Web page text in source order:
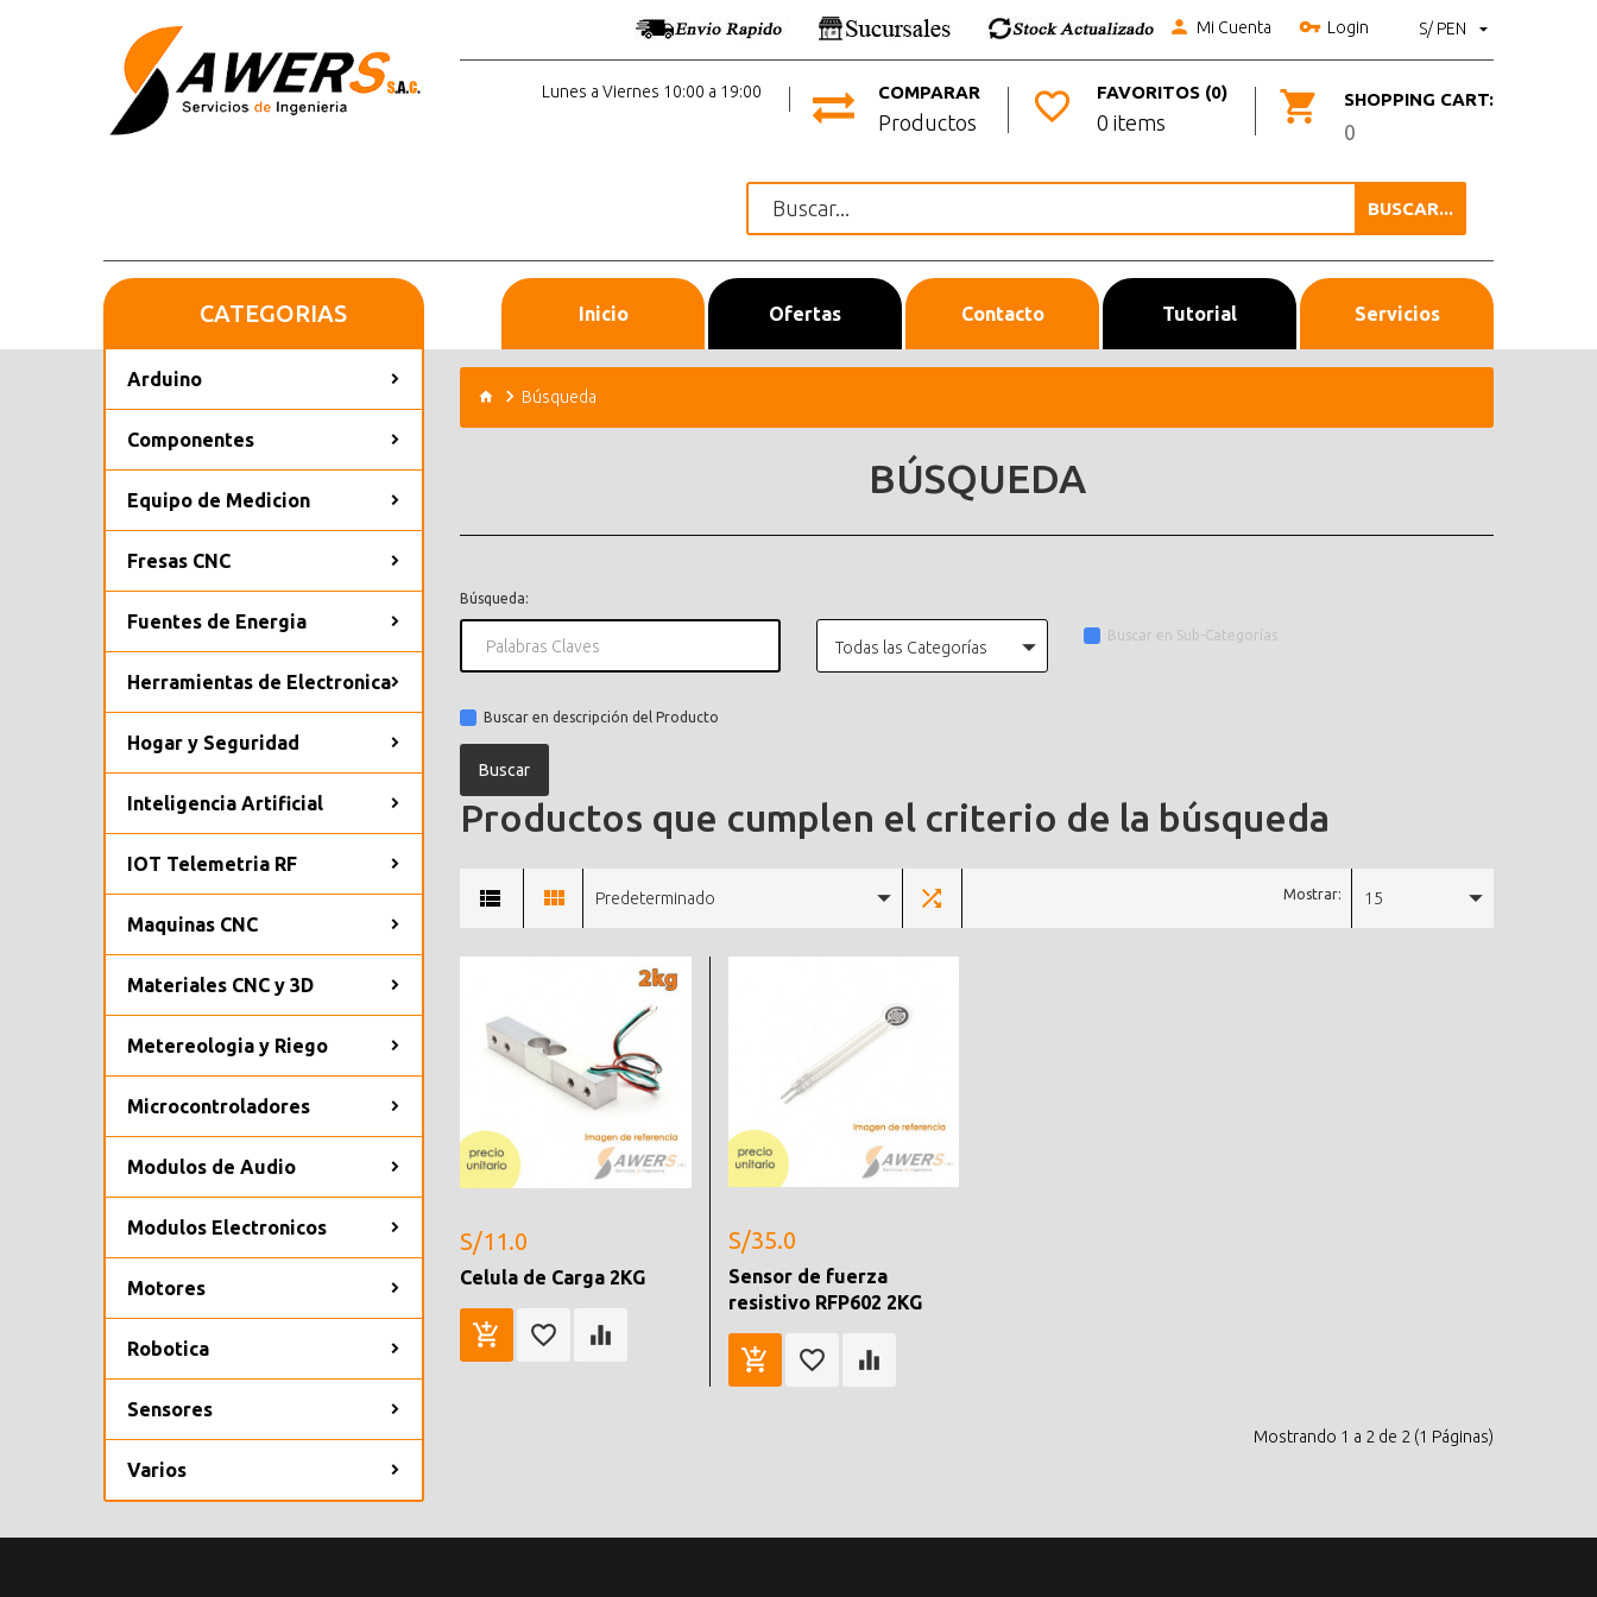
S/ PEN
Mi Cuenta Login
SHOPPING CART:
0
FAVORITOS (0)
0 items
COMPARAR
Productos
Lunes a Viernes 10:00 a 19:00
BUSCAR...
Inicio Ofertas Contacto Tutorial Servicios
CATEGORIAS
Arduino
Componentes
Equipo de Medicion
Fresas CNC
Fuentes de Energia
Herramientas de Electronica
Hogar y Seguridad
Inteligencia Artificial
IOT Telemetria RF
Maquinas CNC
Materiales CNC y 3D
Metereologia y Riego
Microcontroladores
Modulos de Audio
Modulos Electronicos
Motores
Robotica
Sensores
Varios
Búsqueda
BÚSQUEDA
Búsqueda:
Todas las Categorías
Buscar en Sub-Categorías
Buscar en descripción del Producto
Productos que cumplen el criterio de la búsqueda
Predeterminado Mostrar: 15
S/11.0
Celula de Carga 2KG
S/35.0
Sensor de fuerza
resistivo RFP602 2KG
Mostrando 1 a 2 de 2 (1 Páginas)